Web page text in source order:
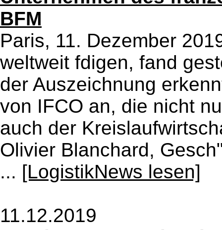
BFM
Paris, 11. Dezember
weltweit fdigen, fand
der Auszeichnung
von IFCO an, die nicht
auch der
Olivier Blanchard,
... [LogistikNews lesen]
11.12.2019